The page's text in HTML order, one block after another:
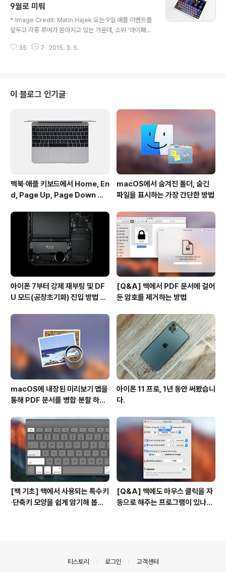
로그램'으로 이름이 바뀌었습니다. 해당 프로그램에 가입
하면 iOS 베타 페이지에 접근할 수 있게 되는데, 단 모든
가입자에게 한꺼번에 공개되지 않고 시간이 지남에 따라
순차적으로 페이지가 공개될 예정이라고 합니다. 참고로
이미 이전에 OS X 베타 프로그램에 가입했다면 이번에 다
9월로 미뤄
* Image Credit: Matin Hajek 오는 9일 애플 이벤트를
앞두고 각종 루머가 쏟아지고 있는 가운데, 소위 '아이패드
뤄졌다는 보도가 나왔습니다. 아직 발표도 되지 않은 제품
'아이패드 프로'를 생산할 계획이었지만, 디스플레이 패널
의 공급지연에 따라 출시 일정을 9월로 연기했다고 보도했
습니다. 그동안 업계에서는 애플이 애플워치와 함께 아이
패드 프로를 이번 봄에 내놓을 것이라는 예측을 쉬지 않고
내놓은 바 있습니다. 일각에서는 생산성 향상을 꾀하기 위
해 새 아이패드가 ..
35 7 2015. 3. 5.
이 블로그 인기글
맥북∙애플 키보드에서 Home, En
d, Page Up, Page Down 키
macOS에서 숨겨진 폴더, 숨긴
파일을 표시하는 가장 간단한 방법
아이폰 7부터 강제 재부팅 및 DF
U 모드(공장초기화) 진입 방법 변
[Q&A] 맥에서 PDF 문서에 걸어
둔 암호를 제거하는 방법
macOS에 내장된 미리보기 앱을
통해 PDF 문서를 병합∙분할 하는
아이폰 11 프로, 1년 동안 써봤습니
다.
[맥 기초] 맥에서 사용되는 특수키
∙단축키 모양을 쉽게 암기해 봅시
[Q&A] 맥에도 마우스 클릭을 자
동으로 해주는 프로그램이 있나
티스토리 로그인 고객센터